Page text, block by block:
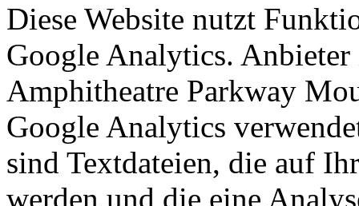
Diese Website nutzt
Google Analytics.
Amphitheatre Parkway
Google Analytics
sind Textdateien, die auf
werden und die eine